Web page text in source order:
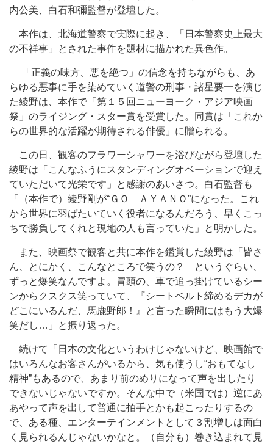
内公美、白石和彌監督が登壇した。
本作は、北海道警察で実際に起き、「日本警察史上最大
の不祥事」とされた事件を題材に描かれた異色作。
「正義の味方、悪を絶つ」の信念を持ちながらも、あ
らゆる悪事に手を染めていく道警の刑事・諸星要一を演じ
た綾野は、本作で「第１５回ニューヨーク・アジア映画
祭」のライジング・スター賞を受賞した。同賞は「これか
らの世界的な活躍が期待される俳優」に贈られる。
この日、観客のフラワーシャワーを浴びながら登壇した
綾野は「こんなふうにスタンディングオベーションで迎え
ていただいて光栄です」と感謝のあいさつ。白石監督も
「（本作で）綾野剛が“ＧＯ ＡＹＡＮＯ”になった。これ
から世界に羽ばたいていく役者になるんだろう、早くこっ
ちで勝負してくれと現地の人も言っていた」と明かした。
また、映画祭で観客と共に本作を鑑賞した綾野は「皆さ
ん、とにかく、こんなところで笑うの？ というぐらい、
ずっと爆笑なんですよ。冒頭の、車で追っ掛けているシー
ンからクスクス笑っていて、『シートベルト締めるデカが
どこにいるんだ、馬鹿野郎！』と言った瞬間にはもう大爆
笑だし…」と振り返った。
続けて「日本の文化というわけじゃないけど、映画館で
はいろんなお客さんがいるから、気も使うし“おもてなし
精神”もあるので、あまり前のめりになって声を出したり
できないじゃないですか。そんな中で（米国では）逆にあ
あやって声を出して普通に拍手とかも起こったりするの
で、ある種、エンターテインメントとして３割増しは面白
く見られるんじゃないかなと。（自分も）巻き込まれて見